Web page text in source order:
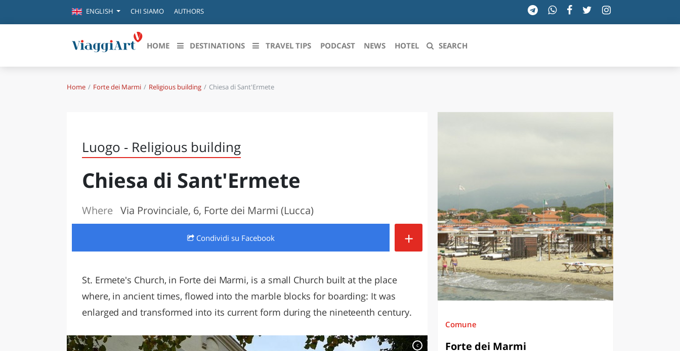
ENGLISH CHI SIAMO AUTHORS
HOME DESTINATIONS
Destinazioni in evidenza
FIRENZE
NAPOLI
BOLOGNA
LA SILA
IL SALENTO
Scopri le regioni italiane
CALABRIA
CAMPANIA
FRIULI-VENEZIA GIULIA
LAZIO
VENETO
TRAVEL TIPS PODCAST NEWS HOTEL SEARCH
Home Forte dei Marmi Religious building Chiesa di Sant'Ermete
Luogo - Religious building
Chiesa di Sant'Ermete
Where Via Provinciale, 6, Forte dei Marmi (Lucca)
Condividi su Facebook +
St. Ermete's Church, in Forte dei Marmi, is a small Church built at the place
where, in ancient times, flowed into the marble blocks for boarding: It was
enlarged and transformed into its current form during the nineteenth century.
c
Comune
Forte dei Marmi